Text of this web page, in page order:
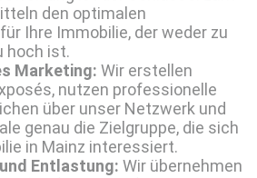
den optimalen
Ihre Immobilie, der weder zu
hoch ist.
Marketing: Wir erstellen
nutzen professionelle
über unser Netzwerk und
genau die Zielgruppe, die sich
in Mainz interessiert.
Entlastung: Wir übernehmen